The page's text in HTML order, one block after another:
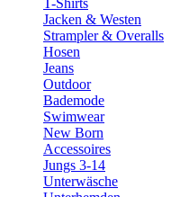
T-Shirts
Jacken & Westen
Strampler & Overalls
Hosen
Jeans
Outdoor
Bademode
Swimwear
New Born
Accessoires
Jungs 3-14
Unterwäsche